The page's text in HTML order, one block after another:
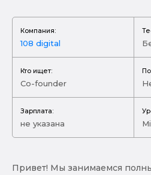
Компания:
108 digital
Кто ищет:
Co-founder
Зарплата:
не указана
Привет! Мы занимаемся